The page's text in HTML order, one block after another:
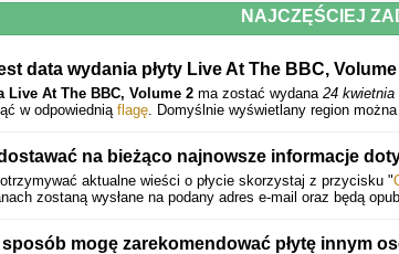
10. Pieces Of
11. Movin On
12. That
14. Shout To
15. Going My
16. Days
NAJCZĘŚCIEJ
data wydania płyty Live At The BBC,
Live At The BBC, Volume 2 ma zostać wydana 24 kwietnia
w odpowiedniąflagę. Domyślnie wyświetlany region
na bieżąco najnowsze informacje
aktualne wieści o płycie skorzystaj z przycisku "
zostaną wysłane na podany adres e-mail oraz będą
mogę zarekomendować płytę innym